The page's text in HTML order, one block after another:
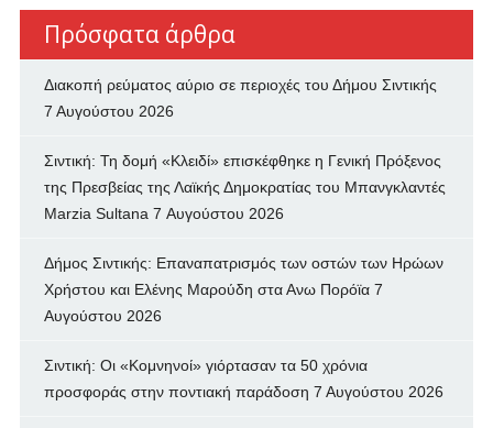
Πρόσφατα άρθρα
Διακοπή ρεύματος αύριο σε περιοχές του Δήμου Σιντικής
7 Αυγούστου 2026
Σιντική: Τη δομή «Κλειδί» επισκέφθηκε η Γενική Πρόξενος
της Πρεσβείας της Λαϊκής Δημοκρατίας του Μπανγκλαντές
Marzia Sultana 7 Αυγούστου 2026
Δήμος Σιντικής: Επαναπατρισμός των oστών των Ηρώων
Χρήστου και Ελένης Μαρούδη στα Ανω Πορόϊα 7
Αυγούστου 2026
Σιντική: Οι «Κομνηνοί» γιόρτασαν τα 50 χρόνια
προσφοράς στην ποντιακή παράδοση 7 Αυγούστου 2026